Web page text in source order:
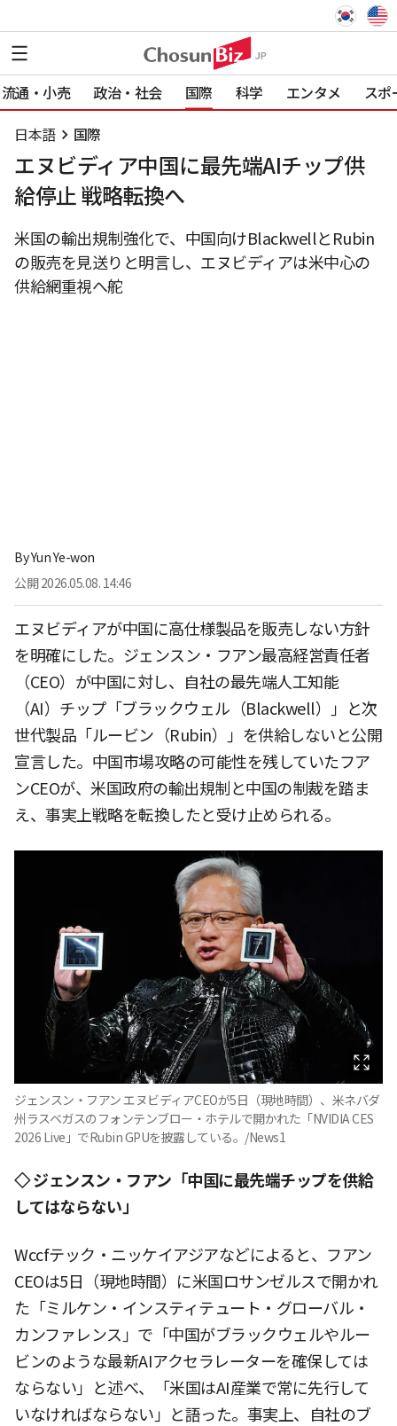
流通・小売 政治・社会 国際 科学 エンタメ スポ
日本語 国際
エヌビディア中国に最先端AIチップ供
給停止 戦略転換へ
米国の輸出規制強化で、中国向けBlackwellとRubin
の販売を見送りと明言し、エヌビディアは米中心の
供給網重視へ舵
ByYun Ye-won
公開 2026.05.08. 14:46
エヌビディアが中国に高仕様製品を販売しない方針
を明確にした。ジェンスン・フアン最高経営責任者
（CEO）が中国に対し、自社の最先端人工知能
（AI）チップ「ブラックウェル（Blackwell）」と次
世代製品「ルービン（Rubin）」を供給しないと公開
宣言した。中国市場攻略の可能性を残していたフア
ンCEOが、米国政府の輸出規制と中国の制裁を踏ま
え、事実上戦略を転換したと受け止められる。
ジェンスン・フアン エヌビディアCEOが5日（現地時間）、米ネバダ
州ラスベガスのフォンテンブロー・ホテルで開かれた「NVIDIA CES
2026 Live」でRubin GPUを披露している。/News1
◇ ジェンスン・フアン「中国に最先端チップを供給
してはならない」
Wccfテック・ニッケイアジアなどによると、フアン
CEOは5日（現地時間）に米国ロサンゼルスで開かれ
た「ミルケン・インスティテュート・グローバル・
カンファレンス」で「中国がブラックウェルやルー
ビンのような最新AIアクセラレーターを確保しては
ならない」と述べ、「米国はAI産業で常に先行して
いなければならない」と語った。事実上、自社のブ